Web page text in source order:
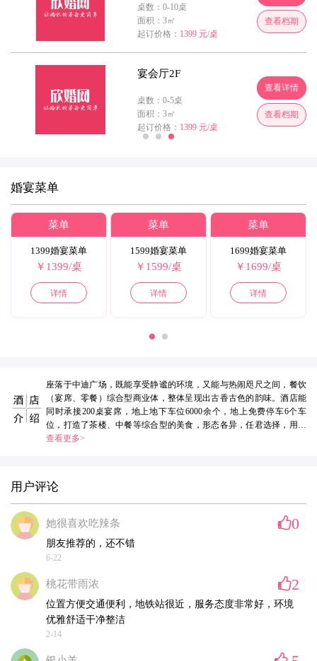
桌数：0-10桌
面积：3㎡
起订价格： 1399 元/桌
查看档期
宴会厅2F
桌数：0-5桌
面积：3㎡
起订价格： 1399 元/桌
查看详情
查看档期
婚宴菜单
菜单
1399婚宴菜单
￥1399/桌
详情
菜单
1599婚宴菜单
￥1599/桌
详情
菜单
1699婚宴菜单
￥1699/桌
详情
座落于中迪广场，既能享受静谧的环境，又能与热闹咫尺之间，餐饮
（宴席、零餐）综合型商业体，整体呈现出古香古色的韵味。酒店能
同时承接200桌宴席，地上地下车位6000余个，地上免费停车6个车
位，打造了茶楼、中餐等综合型的美食，形态各异，任君选择，用餐
之余既可棋牌休闲娱乐，也可闲逛杨家坪商圈。既能搭配中式婚礼，
查看更多>
用户评论
她很喜欢吃辣条 0
朋友推荐的，还不错
6-22
桃花带雨浓 2
位置方便交通便利，地铁站很近，服务态度非常好，环境
优雅舒适干净整洁
2-14